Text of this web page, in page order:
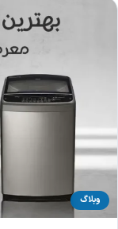
وبلاگ